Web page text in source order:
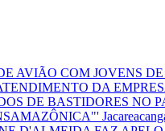
AVIÃO COM JOVENS
DA
DE BASTIDORES NO